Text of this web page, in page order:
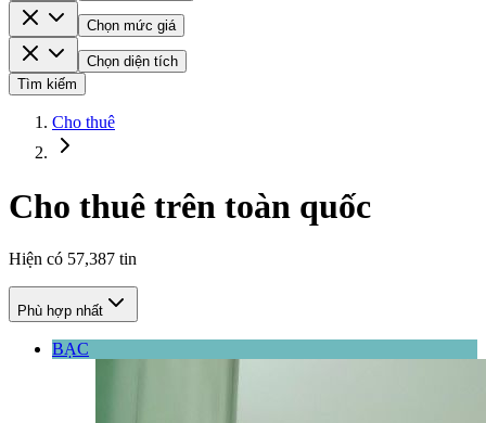
Chọn mức giá
Chọn diện tích
Tìm kiếm
Cho thuê
Cho thuê trên toàn quốc
Hiện có 57,387 tin
Phù hợp nhất
BẠC